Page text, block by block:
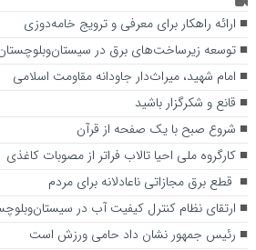
ارائه راهکار برای معرفی و ترویج خامه‌دوزی
توسعه زیرساخت‌های برق در
امام شهید، میراث‌دار جاودانه مقاومت اسلامی
قانع و شکرگزار باشید
شروع صبح با یک صفحه از قرآن
کارگروه ملی احیا تالاب فراتر از مصوبات کاغذی
قطع برق مجازاتی ناعادلانه برای مردم
ارتقای نظام کنترل کیفیت آب در
رئیس جمهور نشان داد حامی ورزش است